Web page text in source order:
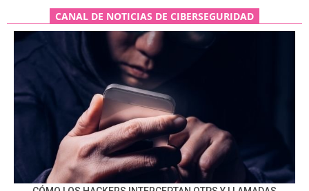
CANAL DE NOTICIAS DE CIBERSEGURIDAD